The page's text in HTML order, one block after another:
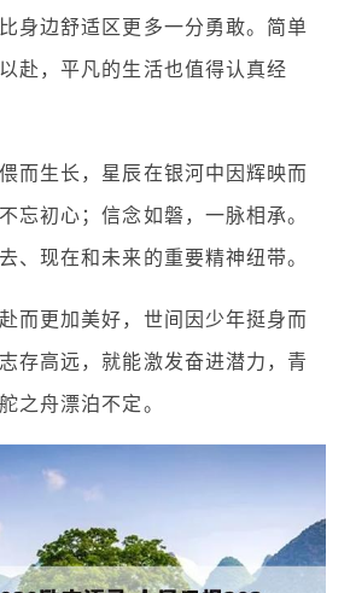
身边舒适区更多一分勇敢。简单
赴，平凡的生活也值得认真经
而生长，星辰在银河中因辉映而
忘初心；信念如磐，一脉相承。
、现在和未来的重要精神纽带。
而更加美好，世间因少年挺身而
存高远，就能激发奋进潜力，青
之舟漂泊不定。